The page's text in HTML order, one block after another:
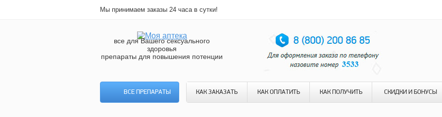
Мы принимаем заказы 24 часа в сутки!
все для Вашего сексуального
здоровья
препараты для повышения потенции
ВСЕ ПРЕПАРАТЫ КАК ЗАКАЗАТЬ КАК ОПЛАТИТЬ КАК ПОЛУЧИТЬ СКИДКИ И БОНУСЫ